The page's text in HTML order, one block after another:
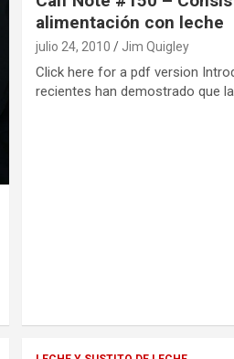
alimentación con leche
julio 24, 2010 Jim Quigley
Click here for a pdf version
recientes han demostrado que